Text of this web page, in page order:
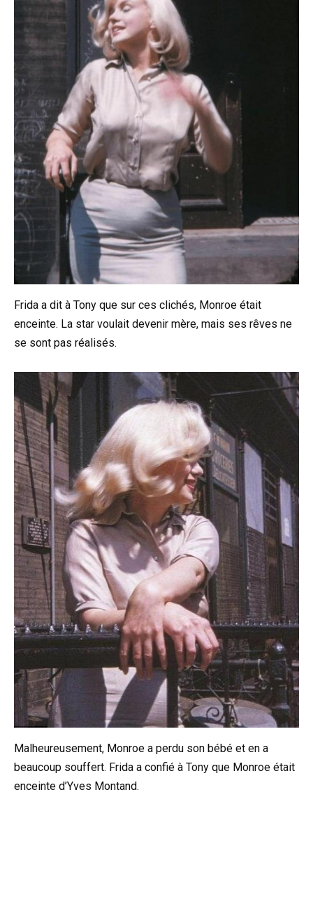
Frida a dit à Tony que sur ces clichés, Monroe était
enceinte. La star voulait devenir mère, mais ses rêves ne
se sont pas réalisés.
Malheureusement, Monroe a perdu son bébé et en a
beaucoup souffert. Frida a confié à Tony que Monroe était
enceinte d’Yves Montand.